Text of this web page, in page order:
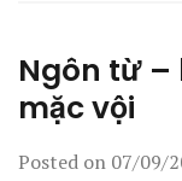
Ngôn từ –
mặc vội
Posted on 07/09/